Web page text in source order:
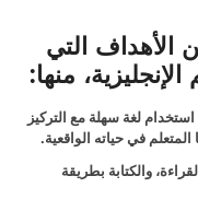
الأهداف التي
منها:
لغة سهلة مع التركيز
في حياته الواقعية.
والكتابة بطريقة